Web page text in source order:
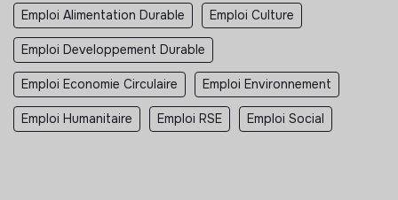
Emploi Alimentation Durable Emploi Culture
Emploi Developpement Durable
Emploi Economie Circulaire Emploi Environnement
Emploi Humanitaire Emploi RSE Emploi Social